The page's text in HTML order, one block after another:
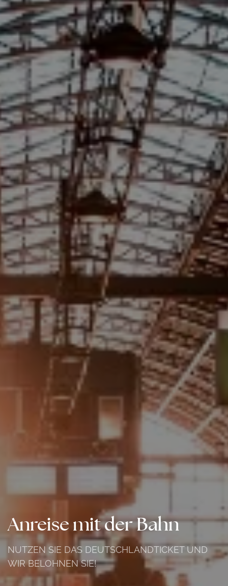
Anreise mit der Bahn
NUTZEN SIE DAS DEUTSCHLANDTICKET UND
WIR BELOHNEN SIE!